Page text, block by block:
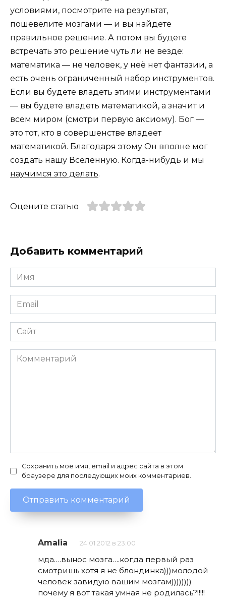
условиями, посмотрите на результат,
пошевелите мозгами — и вы найдете
правильное решение. А потом вы будете
встречать это решение чуть ли не везде:
математика — не человек, у неё нет фантазии, а
есть очень ограниченный набор инструментов.
Если вы будете владеть этими инструментами
— вы будете владеть математикой, а значит и
всем миром (смотри первую аксиому). Бог —
это тот, кто в совершенстве владеет
математикой. Благодаря этому Он вполне мог
создать нашу Вселенную. Когда-нибудь и мы
научимся это делать.
Оцените статью
Добавить комментарий
Имя
*
Email
*
Сайт
Комментарий
Сохранить моё имя, email и адрес сайта в этом
браузере для последующих моих комментариев.
Amalia 24.01.2012 в 23:00
мда….вынос мозга….когда первый раз
смотришь хотя я не блондинка)))молодой
человек завидую вашим мозгам))))))))
почему я вот такая умная не родилась?!!!!!